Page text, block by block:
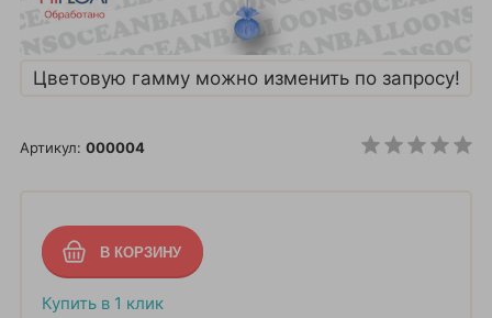
Цветовую гамму можно изменить по запросу!
Артикул: 000004
Купить в 1 клик